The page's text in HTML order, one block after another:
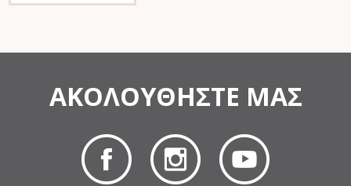
ΑΚΟΛΟΥΘΗΣΤΕ ΜΑΣ